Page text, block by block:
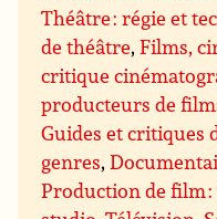
Théâtre : régie et
de théâtre,Films,
critique
producteurs de
Guides et critiques
genres,
Production de film